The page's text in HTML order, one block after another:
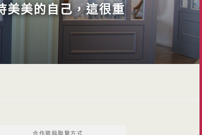
美美的自己，這很重
合作邀稿聯繫方式